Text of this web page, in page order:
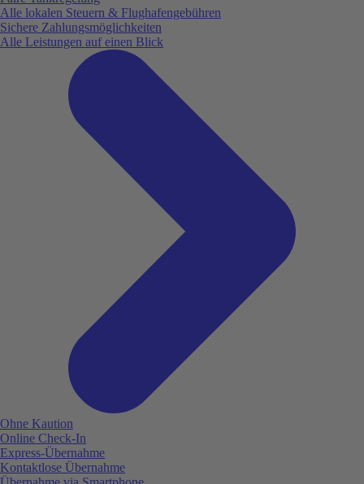
Alle lokalen Steuern & Flughafengebühren
Sichere Zahlungsmöglichkeiten
Alle Leistungen auf einen Blick
Ohne Kaution
Online Check-In
Express-Übernahme
Kontaktlose Übernahme